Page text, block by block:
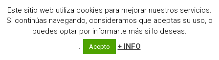
Este sitio web utiliza cookies para mejorar nuestros servicios.
Si continúas navegando, consideramos que aceptas su uso, o
puedes optar por informarte más si lo deseas.
.
Acepto + INFO